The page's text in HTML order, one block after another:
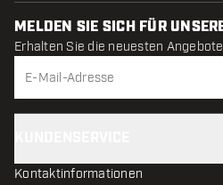
MELDEN SIE SICH FÜR
Erhalten Sie die neuesten
Kontaktinformationen